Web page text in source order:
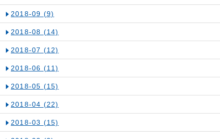
2018-09 (9)
2018-08 (14)
2018-07 (12)
2018-06 (11)
2018-05 (15)
2018-04 (22)
2018-03 (15)